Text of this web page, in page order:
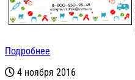
Подробнее
4 ноября 2016